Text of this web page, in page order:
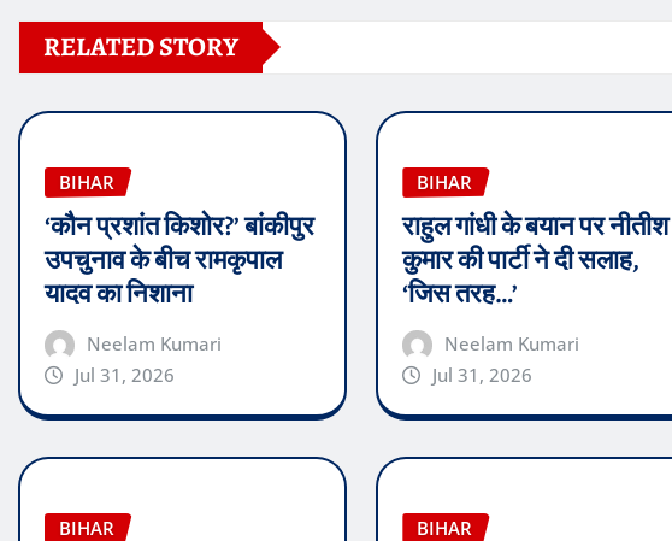
RELATED STORY
BIHAR
‘कौन प्रशांत किशोर?’ बांकीपुर
उपचुनाव के बीच रामकृपाल
यादव का निशाना
Neelam Kumari
Jul 31, 2026
BIHAR
राहुल गांधी के बयान पर नीतीश
कुमार की पार्टी ने दी सलाह,
‘जिस तरह…’
Neelam Kumari
Jul 31, 2026
BIHAR BIHAR